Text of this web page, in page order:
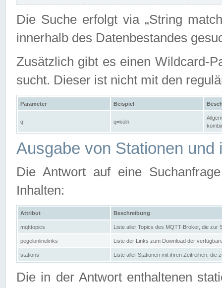
Die Suche erfolgt via „String
innerhalb des Datenbestandes
Zusätzlich gibt es einen Wildcard-
sucht. Dieser ist nicht mit den
Parameter Beispiel
q q=köln
Ausgabe von Stationen und
Die Antwort auf eine
Inhalten:
Attribut Beschreibung
mqtttopics Liste aller Topics des MQTT-Broker, die zur
pegelonlinelinks Liste der Links zum Download der
stations Liste aller Stationen mit ihren Zeitreihen, die
Die in der Antwort enthaltenen